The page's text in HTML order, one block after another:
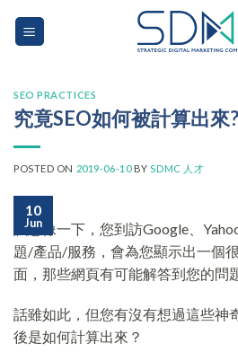
SEO PRACTICES
究竟SEO如何被計算出來?
POSTED ON 2019-06-10BY SDMC 人才
10
Jun
試想像一下，您到訪Google、
題/產品/服務，會為您顯示出一個
面，那些網頁有可能解答到您的問
話雖如此，但您有沒有想過這些神
後是如何計算出來？